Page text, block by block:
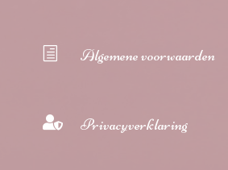
h Algemene voorwaarden
 Privacyverklaring